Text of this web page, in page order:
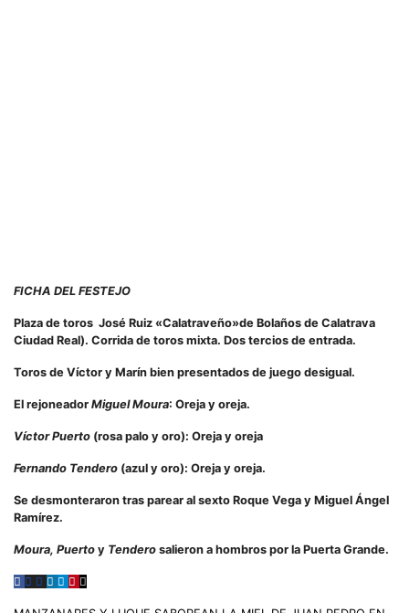
FICHA DEL FESTEJO
Plaza de toros José Ruiz «Calatraveño»de Bolaños de Calatrava
Ciudad Real). Corrida de toros mixta. Dos tercios de entrada.
Toros de Víctor y Marín bien presentados de juego desigual.
El rejoneador Miguel Moura: Oreja y oreja.
Víctor Puerto (rosa palo y oro): Oreja y oreja
Fernando Tendero (azul y oro): Oreja y oreja.
Se desmonteraron tras parear al sexto Roque Vega y Miguel Ángel
Ramírez.
Moura, Puerto y Tendero salieron a hombros por la Puerta Grande.